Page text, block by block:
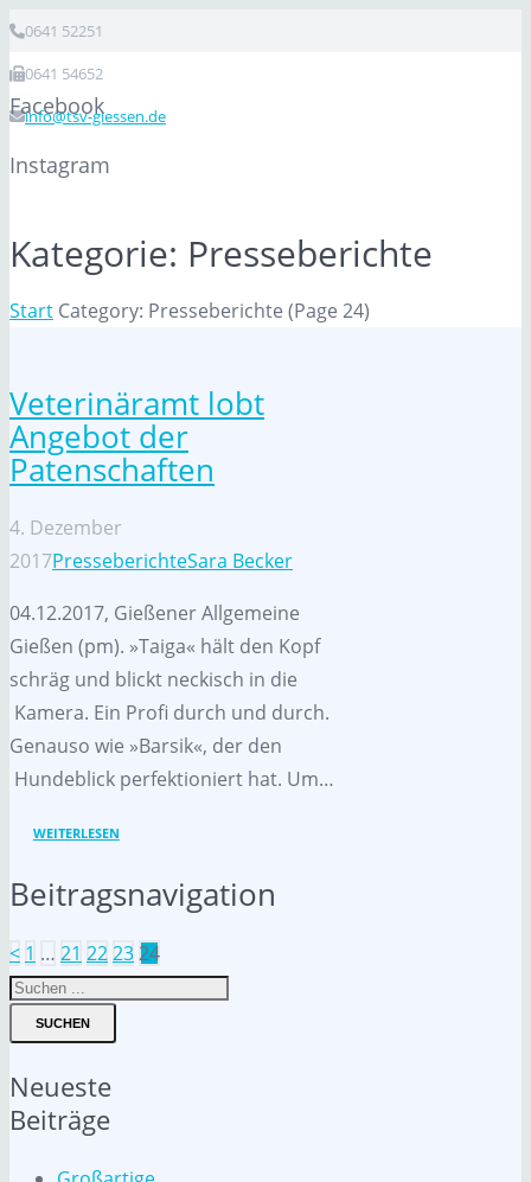
0641 52251
0641 54652
info@tsv-giessen.de
Facebook
Instagram
Kategorie: Presseberichte
Start Category: Presseberichte (Page 24)
Veterinäramt lobt
Angebot der
Patenschaften
4. Dezember
2017PresseberichteSara Becker
04.12.2017, Gießener Allgemeine
Gießen (pm). »Taiga« hält den Kopf
schräg und blickt neckisch in die
Kamera. Ein Profi durch und durch.
Genauso wie »Barsik«, der den
Hundeblick perfektioniert hat. Um…
WEITERLESEN
Beitragsnavigation
< 1 … 21 222324
SUCHEN
Neueste
Beiträge